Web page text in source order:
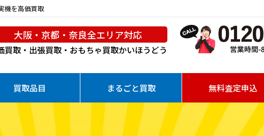
機を高価買取
大阪・京都・奈良全エリア対応
買取・出張買取・おもちゃ買取かいほうどう
買取品目 まるごと買取 無料査定申込